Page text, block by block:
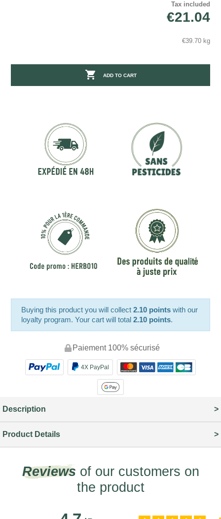
Tax included
€21.04
€39.70 kg
 ADD TO CART
Buying this product you will collect2.10 points with our
loyalty program. Your cart will total2.10 points.
Paiement 100% sécurisé
4X PayPal
Description
Product Details
Reviews of our customers on
the product